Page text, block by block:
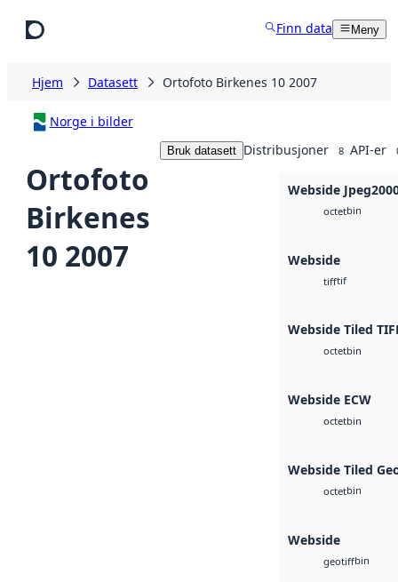
Finn data Meny
Hjem Datasett Ortofoto Birkenes 10 2007
Norge i bilder
Ortofoto
Birkenes
10 2007
Bruk datasett Distribusjoner 8 API-er
Webside
octetbin
Webside
tifftif
Webside Tiled
octetbin
Webside ECW
octetbin
Webside Tiled
octetbin
Webside
geotiffbin